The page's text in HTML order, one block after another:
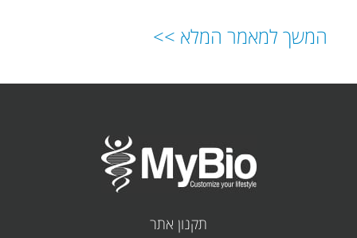
המשך למאמר המלא >>
תקנון אתר